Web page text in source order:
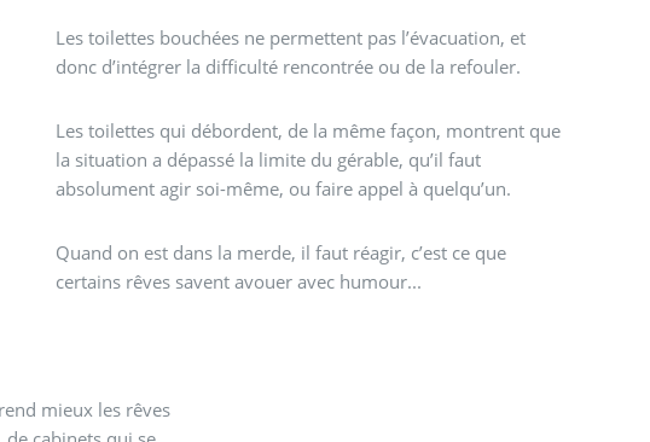
Les toilettes bouchées ne permettent pas l’évacuation, et
donc d’intégrer la difficulté rencontrée ou de la refouler.
Les toilettes qui débordent, de la même façon, montrent que
la situation a dépassé la limite du gérable, qu’il faut
absolument agir soi-même, ou faire appel à quelqu’un.
Quand on est dans la merde, il faut réagir, c’est ce que
certains rêves savent avouer avec humour...